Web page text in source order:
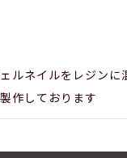
ルネイルをレジン
作しております